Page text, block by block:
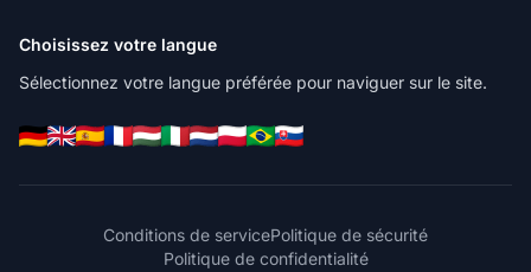
Choisissez votre langue
Sélectionnez votre langue préférée pour naviguer sur le site.
Conditions de servicePolitique de sécurité
Politique de confidentialité